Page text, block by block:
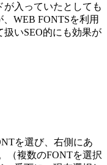
入っていたとしても
WEB FONTSを利用
いSEO的にも効果が
を選び、右側にあ
（複数のFONTを選択